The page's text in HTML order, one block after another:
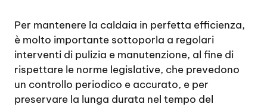
Per mantenere la caldaia in perfetta efficienza,
è molto importante sottoporla a regolari
interventi di pulizia e manutenzione, al fine di
rispettare le norme legislative, che prevedono
un controllo periodico e accurato, e per
preservare la lunga durata nel tempo del